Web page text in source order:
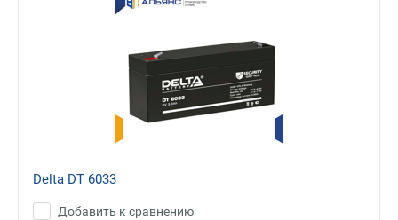
Delta DT 6033
Добавить к сравнению